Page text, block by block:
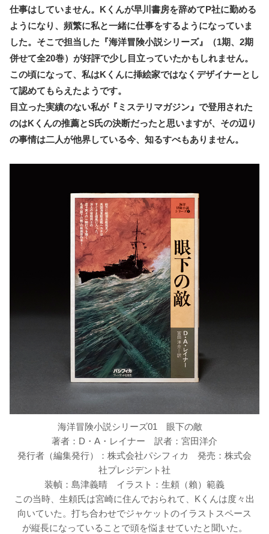
仕事はしていません。Kくんが早川書房を辞めてP社に勤める
ようになり、頻繁に私と一緒に仕事をするようになっていま
した。そこで担当した『海洋冒険小説シリーズ』（1期、2期
併せて全20巻）が好評で少し目立っていたかもしれません。
この頃になって、私はKくんに挿絵家ではなくデザイナーとし
て認めてもらえたようです。
目立った実績のない私が『ミステリマガジン』で登用された
のはKくんの推薦とS氏の決断だったと思いますが、その辺り
の事情は二人が他界している今、知るすべもありません。
海洋冒険小説シリーズ01 眼下の敵
著者：D・A・レイナー 訳者：宮田洋介
発行者（編集発行）：株式会社パシフィカ 発売：株式会
社プレジデント社
装幀：島津義晴 イラスト：生頼（賴）範義
この当時、生頼氏は宮崎に住んでおられて、Kくんは度々出
向いていた。打ち合わせでジャケットのイラストスペース
が縦長になっていることで頭を悩ませていたと聞いた。